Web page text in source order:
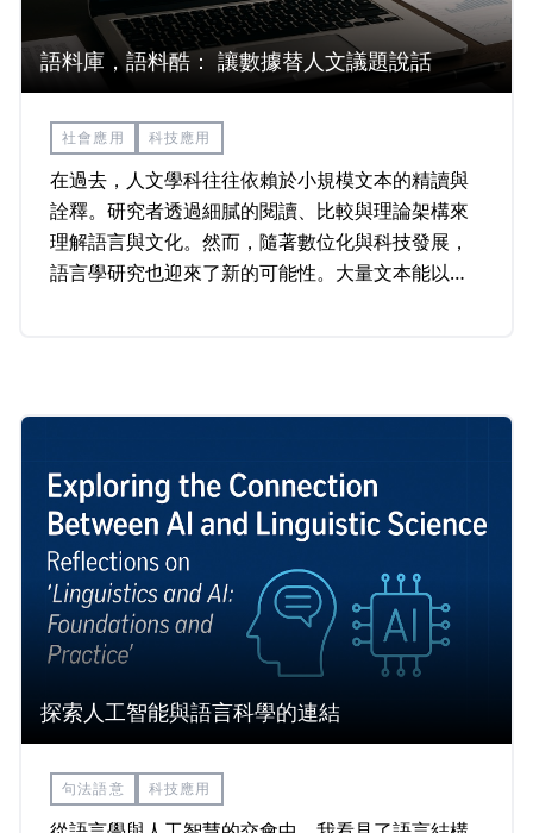
語料庫，語料酷： 讓數據替人文議題說話
社會應用 科技應用
在過去，人文學科往往依賴於小規模文本的精讀與
詮釋。研究者透過細膩的閱讀、比較與理論架構來
理解語言與文化。然而，隨著數位化與科技發展，
語言學研究也迎來了新的可能性。大量文本能以
探索人工智能與語言科學的連結
句法語意 科技應用